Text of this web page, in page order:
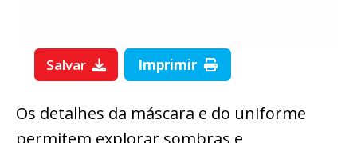
Salvar Imprimir
Os detalhes da máscara e do uniforme